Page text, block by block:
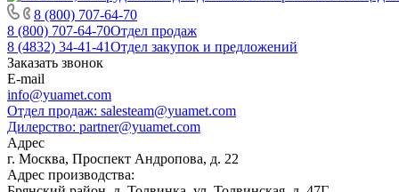
8 (800) 707-64-70
8 (800) 707-64-70Отдел продаж
8 (4832) 34-41-41Отдел закупок и предложений
Заказать звонок
E-mail
info@yuamet.com
Отдел продаж: salesteam@yuamet.com
Дилерство: partner@yuamet.com
Адрес
г. Москва, Проспект Андропова, д. 22
Адрес производства: